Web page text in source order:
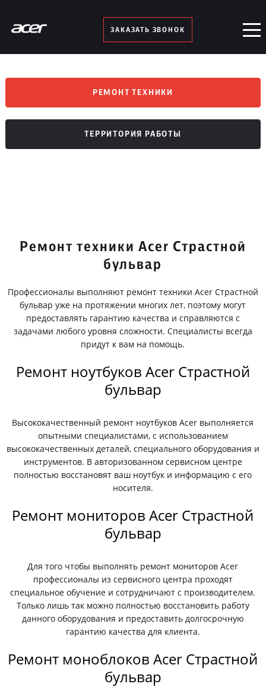
ЗАКАЗАТЬ ЗВОНОК
РЕМОНТ ТЕХНИКИ
ТЕРРИТОРИЯ РАБОТЫ
Ремонт техники Acer Страстной
бульвар
Профессионалы выполняют ремонт техники Acer Страстной
бульвар уже на протяжении многих лет, поэтому могут
предоставлять гарантию качества и справляются с
задачами любого уровня сложности. Специалисты всегда
придут к вам на помощь.
Ремонт ноутбуков Acer Страстной
бульвар
Высококачественный ремонт ноутбуков Acer выполняется
опытными специалистами, с использованием
высококачественных деталей, специального оборудования и
инструментов. В авторизованном сервисном центре
полностью восстановят ваш ноутбук и информацию с его
носителя.
Ремонт мониторов Acer Страстной
бульвар
Для того чтобы выполнять ремонт мониторов Acer
профессионалы из сервисного центра проходят
специальное обучение и сотрудничают с производителем.
Только лишь так можно полностью восстановить работу
данного оборудования и предоставить долгосрочную
гарантию качества для клиента.
Ремонт моноблоков Acer Страстной
бульвар